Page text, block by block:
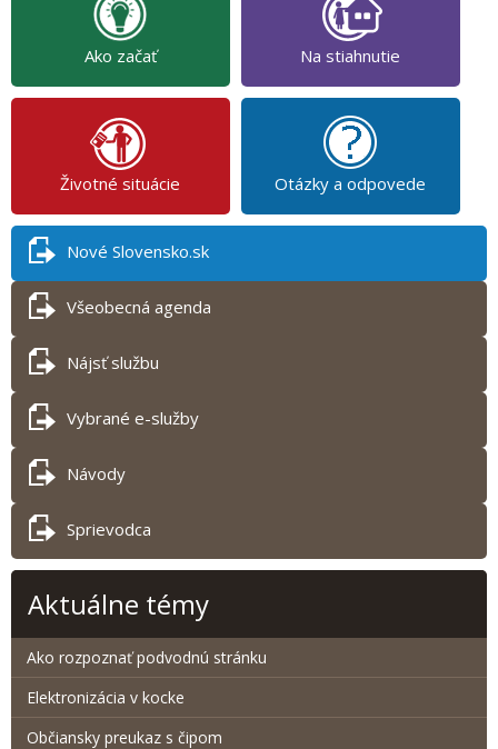
Ako začať Na stiahnutie
Životné situácie Otázky a odpovede
Nové Slovensko.sk
Všeobecná agenda
Nájsť službu
Vybrané e-služby
Návody
Sprievodca
Aktuálne témy
Ako rozpoznať podvodnú stránku
Elektronizácia v kocke
Občiansky preukaz s čipom